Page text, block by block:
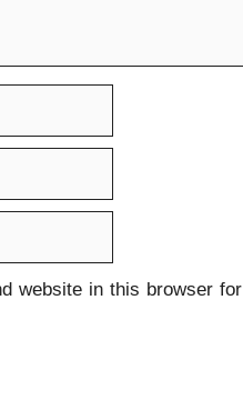
website in this browser